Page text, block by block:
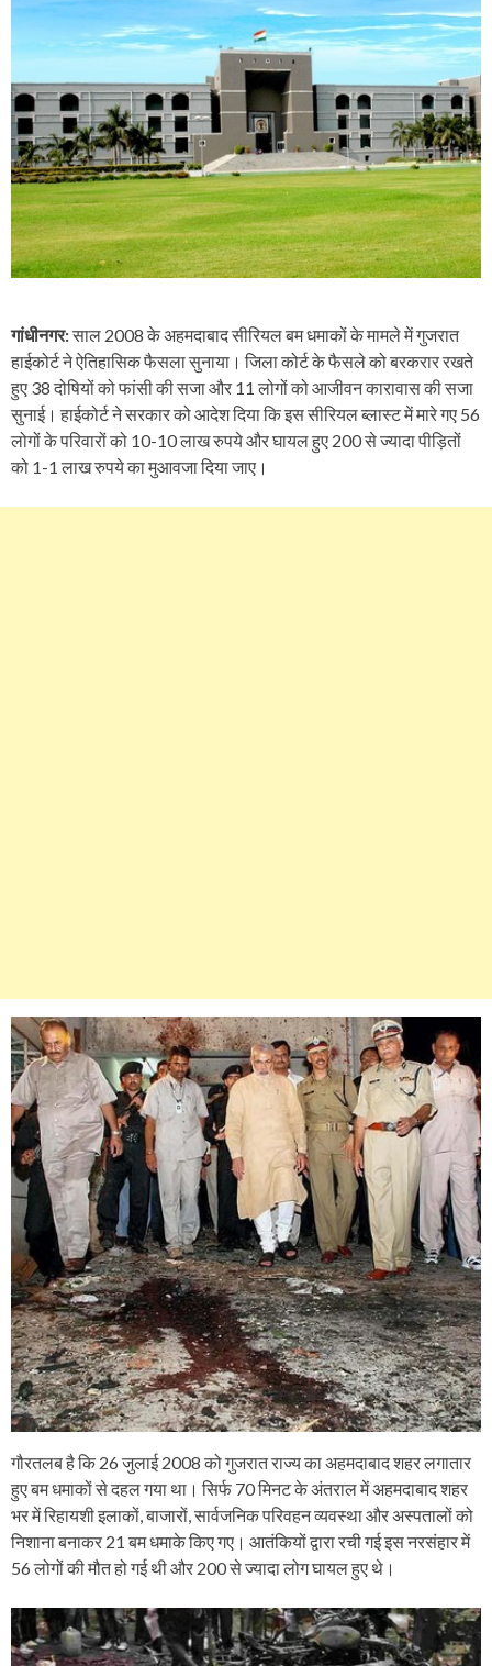
गांधीनगर:साल 2008 के अहमदाबाद सीरियल बम धमाकों के मामले में गुजरात
हाईकोर्ट ने ऐतिहासिक फैसला सुनाया। जिला कोर्ट के फैसले को बरकरार रखते
हुए 38 दोषियों को फांसी की सजा और 11 लोगों को आजीवन कारावास की सजा
सुनाई। हाईकोर्ट ने सरकार को आदेश दिया कि इस सीरियल ब्लास्ट में मारे गए 56
लोगों के परिवारों को 10-10 लाख रुपये और घायल हुए 200 से ज्यादा पीड़ितों
को 1-1 लाख रुपये का मुआवजा दिया जाए।
गौरतलब है कि 26 जुलाई 2008 को गुजरात राज्य का अहमदाबाद शहर लगातार
हुए बम धमाकों से दहल गया था। सिर्फ 70 मिनट के अंतराल में अहमदाबाद शहर
भर में रिहायशी इलाकों, बाजारों, सार्वजनिक परिवहन व्यवस्था और अस्पतालों को
निशाना बनाकर 21 बम धमाके किए गए। आतंकियों द्वारा रची गई इस नरसंहार में
56 लोगों की मौत हो गई थी और 200 से ज्यादा लोग घायल हुए थे।